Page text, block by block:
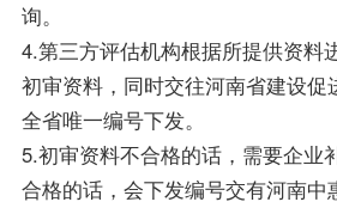
询。
4.第三方评估机构根据所提供资料
初审资料，同时交往河南省建设促
全省唯一编号下发。
5.初审资料不合格的话，需要企业
合格的话，会下发编号交有河南中